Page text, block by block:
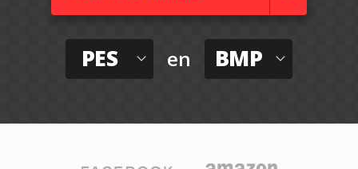
PES en BMP